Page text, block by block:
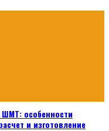
особенности
и изготовление